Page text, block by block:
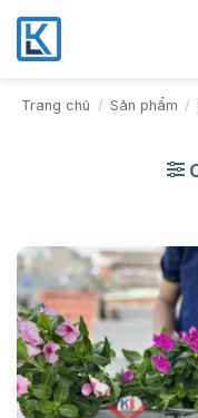
Bỏ
qua
nội
dungTrang chủ / Sản phẩm /